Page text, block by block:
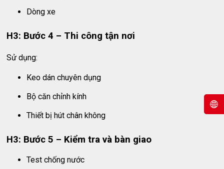
Dòng xe
H3: Bước 4 – Thi công tận nơi
Sử dụng:
Keo dán chuyên dụng
Bộ căn chỉnh kính
Thiết bị hút chân không
H3: Bước 5 – Kiểm tra và bàn giao
Test chống nước